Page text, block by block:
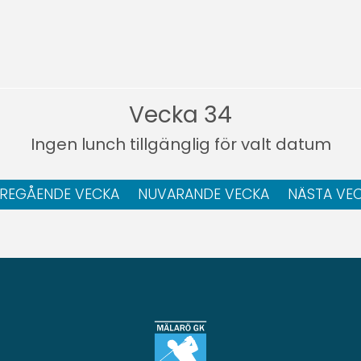
Vecka 34
Ingen lunch tillgänglig för valt datum
VECKA NUVARANDE VECKA NÄSTA